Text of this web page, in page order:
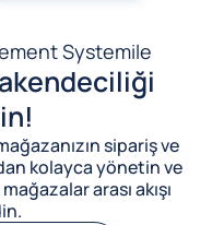
Systemile
sipariş ve
kolayca yönetin ve
arası akışı